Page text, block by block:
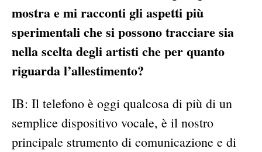
mostra e mi racconti gli aspetti più
sperimentali che si possono tracciare sia
nella scelta degli artisti che per quanto
riguarda l’allestimento?
IB: Il telefono è oggi qualcosa di più di un
semplice dispositivo vocale, è il nostro
principale strumento di comunicazione e di